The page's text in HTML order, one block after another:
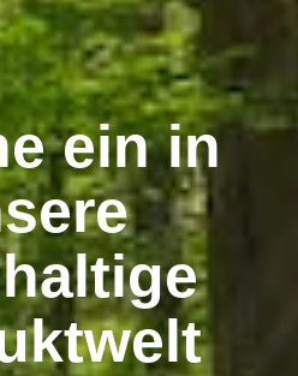
ein in